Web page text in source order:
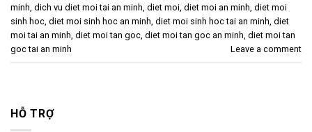
minh, dich vu diet moi tai an minh, diet moi, diet moi an minh, diet moi
sinh hoc, diet moi sinh hoc an minh, diet moi sinh hoc tai an minh, diet
moi tai an minh, diet moi tan goc, diet moi tan goc an minh, diet moi tan
goc tai an minh
Leave a comment
HỖ TRỢ